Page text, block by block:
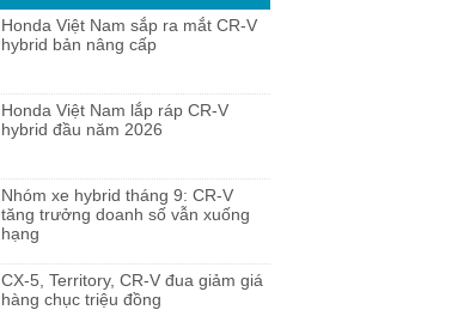
Honda Việt Nam sắp ra mắt CR-V
hybrid bản nâng cấp
Honda Việt Nam lắp ráp CR-V
hybrid đầu năm 2026
Nhóm xe hybrid tháng 9: CR-V
tăng trưởng doanh số vẫn xuống
hạng
CX-5, Territory, CR-V đua giảm giá
hàng chục triệu đồng